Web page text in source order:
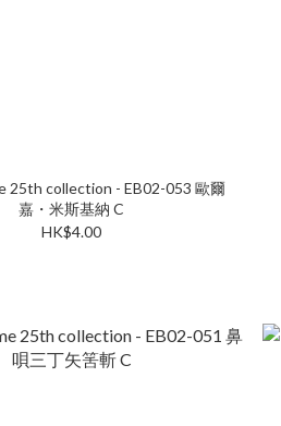
25th collection - EB02-053 歐爾
嘉・米斯基納 C
HK$4.00